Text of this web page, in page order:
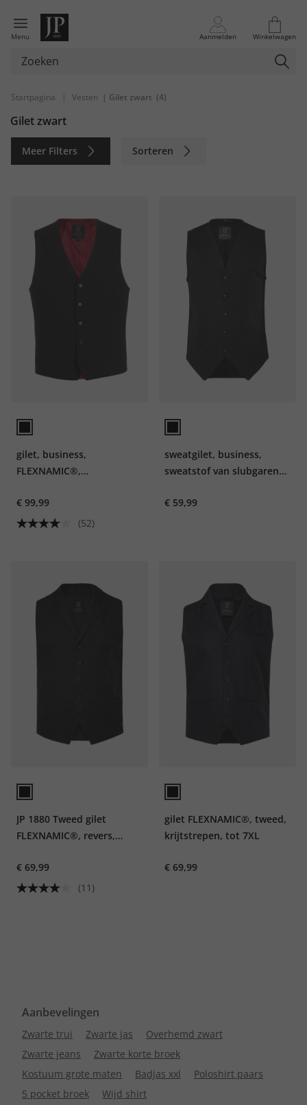
Menu Aanmelden Winkelwagen
Startpagina | Vesten | Gilet zwart (4)
Gilet zwart
Meer Filters Sorteren
gilet, business,
FLEXNAMIC®,
t/m mt. 72/236
€ 99,99
(52)
sweatgilet, business,
sweatstof van slubgarens,
€ 59,99
JP 1880 Tweed gilet
FLEXNAMIC®, revers,
€ 69,99
(11)
gilet FLEXNAMIC®, tweed,
krijtstrepen, tot 7XL
€ 69,99
Aanbevelingen
Zwarte trui Zwarte jas
Overhemd zwart
Zwarte jeans
Zwarte korte broek
Kostuum grote maten
Badjas xxl
Poloshirt paars
5 pocket broek
Wijd shirt